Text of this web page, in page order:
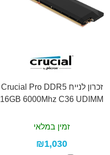
זכרון לנייח Crucial Pro DDR5
16GB 6000Mhz C36 UDIMM
זמין במלאי
₪1,030